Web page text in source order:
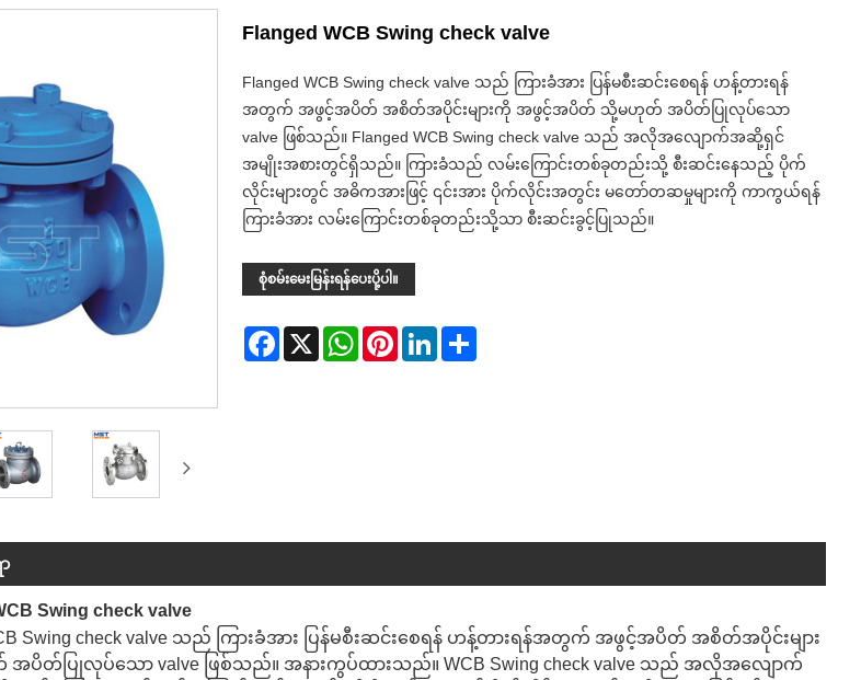
Flanged WCB Swing check valve
Flanged WCB Swing check valve သည် ကြားခံအား ပြန်မစီးဆင်းစေရန် ဟန့်တားရန်
အတွက် အဖွင့်အပိတ် အစိတ်အပိုင်းများကို အဖွင့်အပိတ် သို့မဟုတ် အပိတ်ပြုလုပ်သော
valve ဖြစ်သည်။ Flanged WCB Swing check valve သည် အလိုအလျောက်အဆို့ရှင်
အမျိုးအစားတွင်ရှိသည်။ ကြားခံသည် လမ်းကြောင်းတစ်ခုတည်းသို့ စီးဆင်းနေသည့် ပိုက်
လိုင်းများတွင် အဓိကအားဖြင့် ၎င်းအား ပိုက်လိုင်းအတွင်း မတော်တဆမှုများကို ကာကွယ်ရန်
ကြားခံအား လမ်းကြောင်းတစ်ခုတည်းသို့သာ စီးဆင်းခွင့်ပြုသည်။
စုံစမ်းမေးမြန်းရန်ပေးပို့ပါ။
Facebook
X WhatsAppPinterestLinkedIn
Swing check valve
Swing check valve သည် ကြားခံအား ပြန်မစီးဆင်းစေရန် ဟန့်တားရန်အတွက် အဖွင့်အပိတ် အစိတ်အပိုင်းများ
ပြုလုပ်သော valve ဖြစ်သည်။ အနားကွပ်ထားသည်။ WCB Swing check valve သည် အလိုအလျောက်